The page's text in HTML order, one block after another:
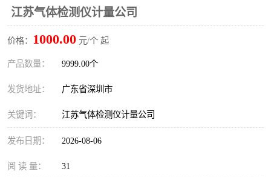
江苏气体检测仪计量公司
价格： 1000.00 元/个 起
产品数量： 9999.00个
发货地址： 广东省深圳市
关键词： 江苏气体检测仪计量公司
发布日期： 2026-08-06
阅 读 量： 31